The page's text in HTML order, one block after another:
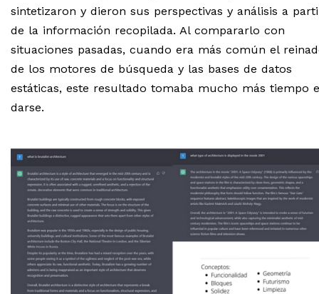
sintetizaron y dieron sus perspectivas y análisis a
de la información recopilada. Al compararlo con
situaciones pasadas, cuando era más común el
de los motores de búsqueda y las bases de datos
estáticas, este resultado tomaba mucho más tiempo
darse.